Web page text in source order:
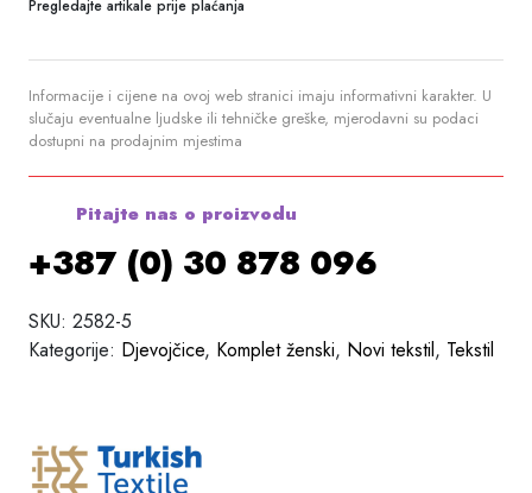
Pregledajte artikale prije plaćanja
Informacije i cijene na ovoj web stranici imaju informativni karakter. U
slučaju eventualne ljudske ili tehničke greške, mjerodavni su podaci
dostupni na prodajnim mjestima
Pitajte nas o proizvodu
+387 (0) 30 878 096
SKU: 2582-5
Kategorije: Djevojčice, Komplet ženski, Novi tekstil, Tekstil